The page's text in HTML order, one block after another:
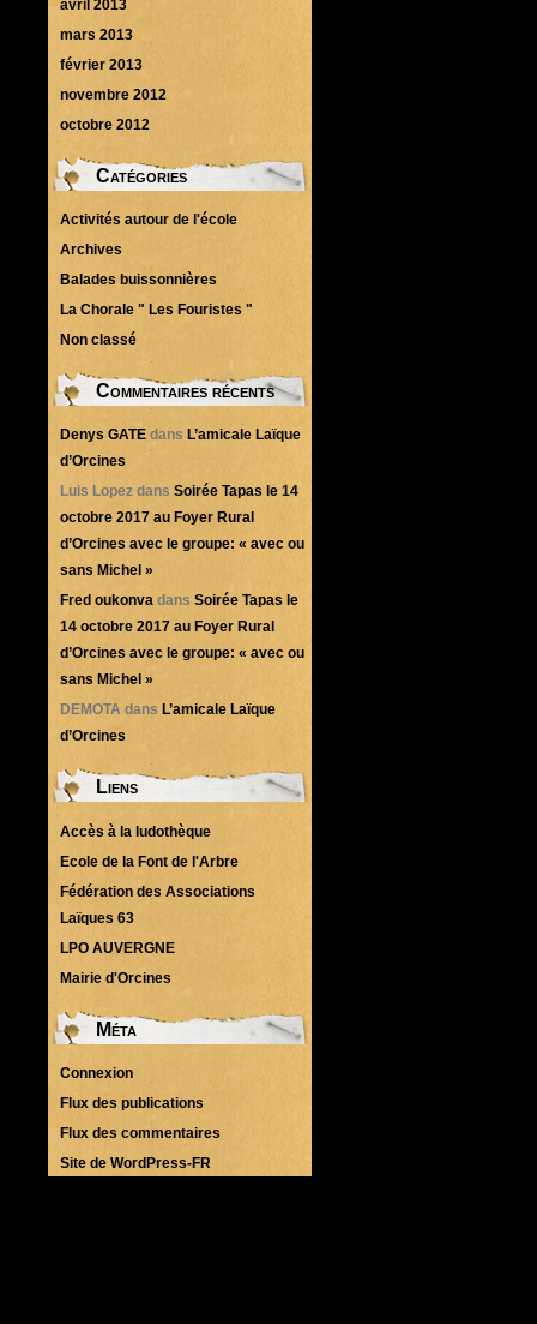
avril 2013
mars 2013
février 2013
novembre 2012
octobre 2012
Catégories
Activités autour de l'école
Archives
Balades buissonnières
La Chorale " Les Fouristes "
Non classé
Commentaires récents
Denys GATE dans L’amicale Laïque
d’Orcines
Luis Lopez dans Soirée Tapas le 14
octobre 2017 au Foyer Rural
d’Orcines avec le groupe: « avec ou
sans Michel »
Fred oukonva dans Soirée Tapas le
14 octobre 2017 au Foyer Rural
d’Orcines avec le groupe: « avec ou
sans Michel »
DEMOTA dans L’amicale Laïque
d’Orcines
Liens
Accès à la ludothèque
Ecole de la Font de l'Arbre
Fédération des Associations
Laïques 63
LPO AUVERGNE
Mairie d'Orcines
Méta
Connexion
Flux des publications
Flux des commentaires
Site de WordPress-FR